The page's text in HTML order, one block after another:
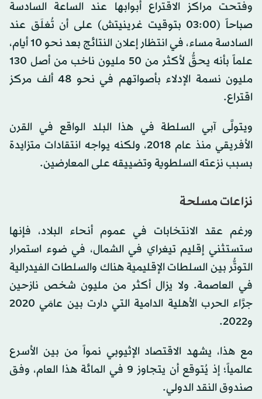
وفتحت مراكز الاقتراع أبوابها عند الساعة السادسة
صباحاً (03:00 بتوقيت غرينيتش) على أن تُغلَق عند
السادسة مساء، في انتظار إعلان النتائج بعد نحو 10 أيام،
علماً بأنه يحقُّ لأكثر من 50 مليون ناخب من أصل 130
مليون نسمة الإدلاء بأصواتهم في نحو 48 ألف مركز
اقتراع.
ويتولَّى آبي السلطة في هذا البلد الواقع في القرن
الأفريقي منذ عام 2018، ولكنه يواجه انتقادات متزايدة
بسبب نزعته السلطوية وتضييقه على المعارضين.
نزاعات مسلحة
ورغم عقد الانتخابات في عموم أنحاء البلاد، فإنها
ستستثني إقليم تيغراي في الشمال، في ضوء استمرار
التوتُّر بين السلطات الإقليمية هناك والسلطات الفيدرالية
في العاصمة. ولا يزال أكثر من مليون شخص نازحين
جرَّاء الحرب الأهلية الدامية التي دارت بين عامَي 2020
و2022.
مع هذا، يشهد الاقتصاد الإثيوبي نمواً من بين الأسرع
عالمياً؛ إذ يُتوقع أن يتجاوز 9 في المائة هذا العام، وفق
صندوق النقد الدولي.